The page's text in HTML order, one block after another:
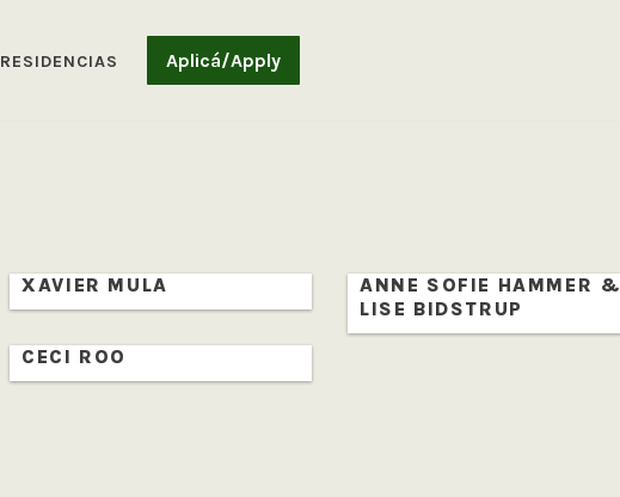
RESIDENCIAS Aplicá/Apply
XAVIER MULA
ANNE SOFIE HAMMER &
LISE BIDSTRUP
CECI ROO